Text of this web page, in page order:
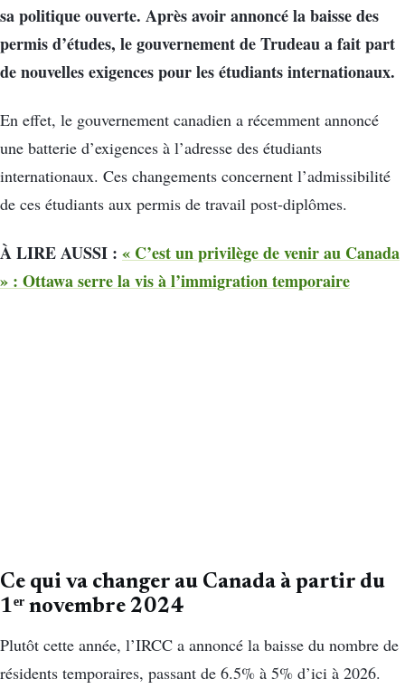
sa politique ouverte. Après avoir annoncé la baisse des
permis d’études, le gouvernement de Trudeau a fait part
de nouvelles exigences pour les étudiants internationaux.
En effet, le gouvernement canadien a récemment annoncé
une batterie d’exigences à l’adresse des étudiants
internationaux. Ces changements concernent l’admissibilité
de ces étudiants aux permis de travail post-diplômes.
À LIRE AUSSI : « C’est un privilège de venir au Canada
» : Ottawa serre la vis à l’immigration temporaire
Ce qui va changer au Canada à partir du
1ᵉʳ novembre 2024
Plutôt cette année, l’IRCC a annoncé la baisse du nombre de
résidents temporaires, passant de 6.5% à 5% d’ici à 2026.